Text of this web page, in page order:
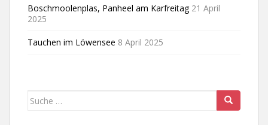
Boschmoolenplas, Panheel am Karfreitag 21 April
2025
Tauchen im Löwensee 8 April 2025
Suche